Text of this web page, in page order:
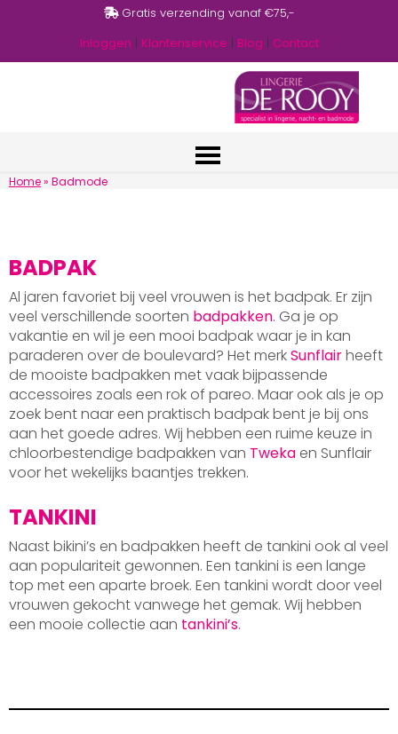
Gratis verzending vanaf €75,-
Inloggen | Klantenservice | Blog | Contact
Home» Badmode
BADPAK
Al jaren favoriet bij veel vrouwen is het badpak. Er zijn
veel verschillende soorten badpakken. Ga je op
vakantie en wil je een mooi badpak waar je in kan
paraderen over de boulevard? Het merkSunflairheeft
de mooiste badpakken met vaak bijpassende
accessoires zoals een rok of pareo. Maar ook als je op
zoek bent naar een praktisch badpak bent je bij ons
aan het goede adres. Wij hebben een ruime keuze in
chloorbestendige badpakken van Tweka en Sunflair
voor het wekelijks baantjes trekken.
TANKINI
Naast bikini’s en badpakken heeft de tankini ook al veel
aan populariteit gewonnen. Een tankini is een lange
top met een aparte broek. Een tankini wordt door veel
vrouwen gekocht vanwege het gemak. Wij hebben
een mooie collectie aan tankini’s.